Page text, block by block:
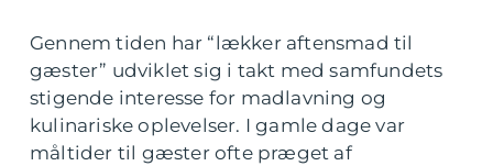
Gennem tiden har “lækker aftensmad til
gæster” udviklet sig i takt med samfundets
stigende interesse for madlavning og
kulinariske oplevelser. I gamle dage var
måltider til gæster ofte præget af